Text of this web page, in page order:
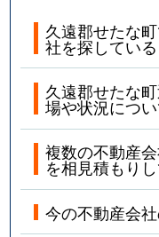
久遠郡せたな
社を探している
久遠郡せたな
場や状況につ
複数の不動産
を相見積もり
今の不動産会